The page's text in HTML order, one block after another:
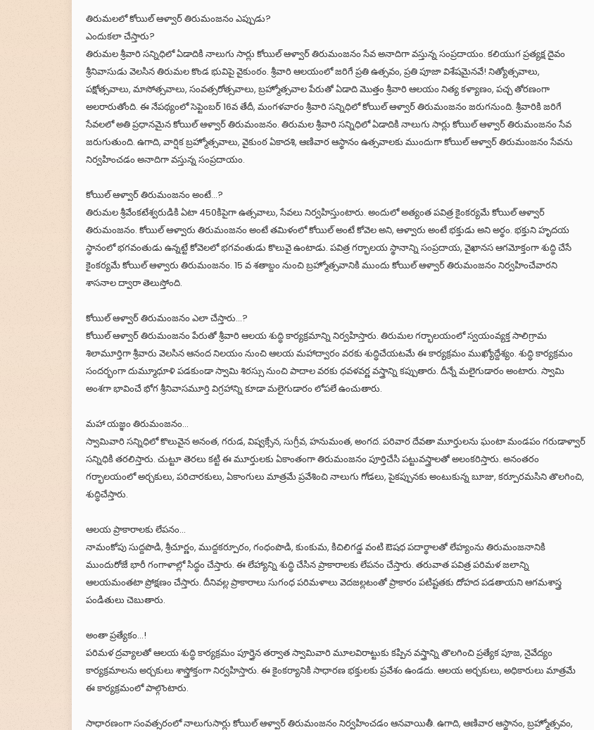
తిరుమలలో కోయిల్ ఆళ్వార్ తిరుమంజనం ఎప్పుడు?
ఎందుకలా చేస్తారు?
తిరుమల శ్రీవారి సన్నిధిలో ఏడాదికి నాలుగు సార్లు కోయిల్ ఆళ్వార్ తిరుమంజనం సేవ అనాదిగా వస్తున్న సంప్రదాయం. కలియుగ ప్రత్యక్ష దైవం
శ్రీనివాసుడు వెలసిన తిరుమల కొండ భువిపై వైకుంఠం. శ్రీవారి ఆలయంలో జరిగే ప్రతి ఉత్సవం, ప్రతి పూజా విశేషమైనవే! నిత్యోత్సవాలు,
పక్షోత్సవాలు, మాసోత్సవాలు, సంవత్సరోత్సవాలు, బ్రహ్మోత్సవాల పేరుతో ఏడాది మొత్తం శ్రీవారి ఆలయం నిత్య కళ్యాణం, పచ్చ తోరణంగా
అలరారుతోంది. ఈ నేపథ్యంలో సెప్టెంబర్ 16వ తేదీ, మంగళవారం శ్రీవారి సన్నిధిలో కోయిల్ ఆళ్వార్ తిరుమంజనం జరుగనుంది. శ్రీవారికి జరిగే
సేవలలో అతి ప్రధానమైన కోయిల్ ఆళ్వార్ తిరుమంజనం. తిరుమల శ్రీవారి సన్నిధిలో ఏడాదికి నాలుగు సార్లు కోయిల్ ఆళ్వార్ తిరుమంజనం సేవ
జరుగుతుంది. ఉగాది, వార్షిక బ్రహ్మోత్సవాలు, వైకుంఠ ఏకాదశి, ఆణివార ఆస్థానం ఉత్సవాలకు ముందుగా కోయిల్ ఆళ్వార్ తిరుమంజనం సేవను
నిర్వహించడం అనాదిగా వస్తున్న సంప్రదాయం.
కోయిల్ ఆళ్వార్ తిరుమంజనం అంటే...?
తిరుమల శ్రీవేంకటేశ్వరుడికి ఏటా 450కిపైగా ఉత్సవాలు, సేవలు నిర్వహిస్తుంటారు. అందులో అత్యంత పవిత్ర కైంకర్యమే కోయిల్ ఆళ్వార్
తిరుమంజనం. కోయిల్ ఆళ్వారు తిరుమంజనం అంటే తమిళంలో కోయిల్ అంటే కోవెల అని, ఆళ్వారు అంటే భక్తుడు అని అర్థం. భక్తుని హృదయ
స్థానంలో భగవంతుడు ఉన్నట్టే కోవెలలో భగవంతుడు కొలువై ఉంటాడు. పవిత్ర గర్భాలయ స్థానాన్ని సంప్రదాయ, వైఖానస ఆగమోక్తంగా శుద్ధి చేసే
కైంకర్యమే కోయిల్ ఆళ్వారు తిరుమంజనం. 15 వ శతాబ్దం నుంచి బ్రహ్మోత్సవానికి ముందు కోయిల్ ఆళ్వార్ తిరుమంజనం నిర్వహించేవారని
శాసనాల ద్వారా తెలుస్తోంది.
కోయిల్ ఆళ్వార్ తిరుమంజనం ఎలా చేస్తారు...?
కోయిల్ ఆళ్వార్ తిరుమంజనం పేరుతో శ్రీవారి ఆలయ శుద్ధి కార్యక్రమాన్ని నిర్వహిస్తారు. తిరుమల గర్భాలయంలో స్వయంవ్యక్త సాలిగ్రామ
శిలామూర్తిగా శ్రీవారు వెలసిన ఆనంద నిలయం నుంచి ఆలయ మహాద్వారం వరకు శుద్ధిచేయటమే ఈ కార్యక్రమం ముఖ్యోద్దేశ్యం. శుద్ధి కార్యక్రమం
సందర్భంగా దుమ్మూధూళి పడకుండా స్వామి శిరస్సు నుంచి పాదాల వరకు ధవళవర్ణ వస్త్రాన్ని కప్పుతారు. దీన్నే మలైగుడారం అంటారు. స్వామి
అంశగా భావించే భోగ శ్రీనివాసమూర్తి విగ్రహాన్ని కూడా మలైగుడారం లోపలే ఉంచుతారు.
మహా యజ్ఞం తిరుమంజనం...
స్వామివారి సన్నిధిలో కొలువైన అనంత, గరుడ, విష్వక్సేన, సుగ్రీవ, హనుమంత, అంగద. పరివార దేవతా మూర్తులను ఘంటా మండపం గరుడాళ్వార్
సన్నిధికి తరలిస్తారు. చుట్టూ తెరలు కట్టి ఈ మూర్తులకు ఏకాంతంగా తిరుమంజనం పూర్తిచేసి పట్టువస్త్రాలతో అలంకరిస్తారు. అనంతరం
గర్భాలయంలో అర్చకులు, పరిచారకులు, ఏకాంగులు మాత్రమే ప్రవేశించి నాలుగు గోడలు, పైకప్పునకు అంటుకున్న బూజు, కర్పూరమసిని తొలగించి,
శుద్ధిచేస్తారు.
ఆలయ ప్రాకారాలకు లేపనం...
నామంకోపు సుద్దపొడి, శ్రీచూర్ణం, ముద్దకర్పూరం, గంధంపొడి, కుంకుమ, కిచిలిగడ్డ వంటి ఔషధ పదార్థాలతో లేహ్యంను తిరుమంజనానికి
ముందురోజే భారీ గంగాళాల్లో సిద్ధం చేస్తారు. ఈ లేహ్యాన్ని శుద్ధి చేసిన ప్రాకారాలకు లేపనం చేస్తారు. తరువాత పవిత్ర పరిమళ జలాన్ని
ఆలయమంతటా ప్రోక్షణం చేస్తారు. దీనివల్ల ప్రాకారాలు సుగంధ పరిమళాలు వెదజల్లటంతో ప్రాకారం పటిష్టతకు దోహద పడతాయని ఆగమశాస్త్ర
పండితులు చెబుతారు.
అంతా ప్రత్యేకం...!
పరిమళ ద్రవ్యాలతో ఆలయ శుద్ధి కార్యక్రమం పూర్తైన తర్వాత స్వామివారి మూలవిరాట్టుకు కప్పిన వస్త్రాన్ని తొలగించి ప్రత్యేక పూజ, నైవేద్యం
కార్యక్రమాలను అర్చకులు శాస్త్రోక్తంగా నిర్వహిస్తారు. ఈ కైంకర్యానికి సాధారణ భక్తులకు ప్రవేశం ఉండదు. ఆలయ అర్చకులు, అధికారులు మాత్రమే
ఈ కార్యక్రమంలో పాల్గొంటారు.
సాధారణంగా సంవత్సరంలో నాలుగుసార్లు కోయిల్‌ ఆళ్వార్‌ తిరుమంజనం నిర్వహించడం ఆనవాయితీ. ఉగాది, ఆణివార ఆస్థానం, బ్రహ్మోత్సవం,